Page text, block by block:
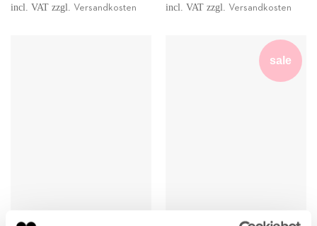
incl. VAT zzgl. Versandkosten incl. VAT zzgl. Versandkosten
sale